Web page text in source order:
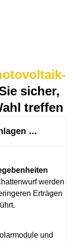
sicher,
treffen
…
werden
Erträgen
und